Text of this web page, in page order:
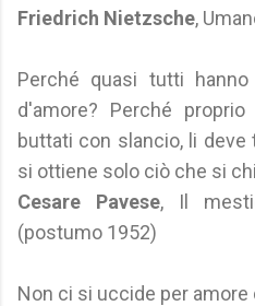
Friedrich Nietzsche,
Perché quasi tutti
d'amore? Perché
buttati con slancio, li deve
si ottiene solo ciò che si
Cesare Pavese, Il
(postumo 1952)
Non ci si uccide per amore